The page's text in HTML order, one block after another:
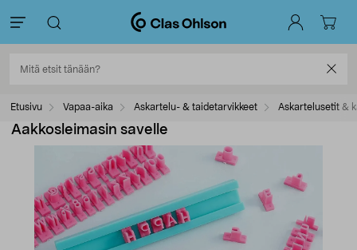
Etusivu Vapaa-aika Askartelu- & taidetarvikkeet Askartelusetit &
Aakkosleimasin savelle